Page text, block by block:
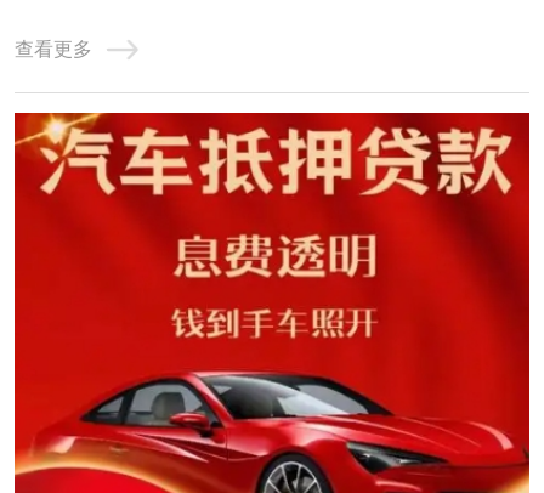
司以“客户利益至上”为服务宗旨，为您量身定做便捷、适合
的方案，为广大客户排忧解难，建立了多方位、稳固的渠道
合作关系，成为渠道与客户之间的纽带和桥 ...
查看更多